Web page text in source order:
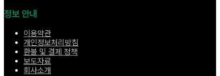
정보 안내
이용약관
개인정보처리방침
환불 및 결제 정책
보도자료
회사소개